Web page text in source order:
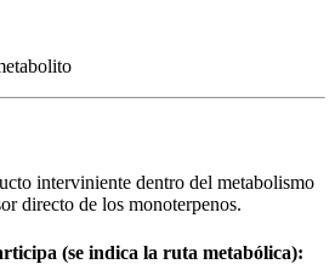
interviniente dentro del metabolismo
directo de los monoterpenos.
(se indica la ruta metabólica):